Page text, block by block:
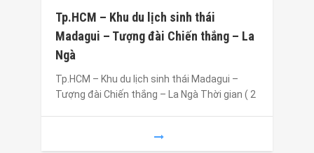
Tp.HCM – Khu du lịch sinh thái
Madagui – Tượng đài Chiến thắng – La
Ngà
Tp.HCM – Khu du lịch sinh thái Madagui –
Tượng đài Chiến thắng – La Ngà Thời gian ( 2